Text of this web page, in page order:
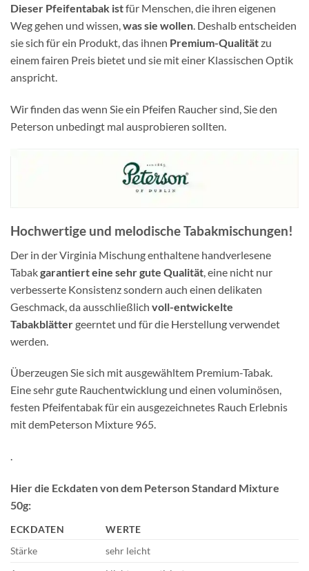
Dieser Pfeifentabak istfür Menschen, die ihren eigenen
Weg gehen und wissen,was sie wollen. Deshalb entscheiden
sie sich für ein Produkt, das ihnen Premium-Qualitätzu
einem fairen Preis bietet und sie mit einer Klassischen Optik
anspricht.
Wir finden das wenn Sie ein Pfeifen Raucher sind, Sie den
Peterson unbedingt mal ausprobieren sollten.
Hochwertige und melodische Tabakmischungen!
Der in der Virginia Mischung enthaltene handverlesene
Tabakgarantiert eine sehr gute Qualität , eine nicht nur
verbesserte Konsistenz sondern auch einen delikaten
Geschmack, da ausschließlich voll-entwickelte
Tabakblättergeerntet und für die Herstellung verwendet
werden.
Überzeugen Sie sich mit ausgewähltem Premium-Tabak.
Eine sehr gute Rauchentwicklung und einen voluminösen,
festen Pfeifentabak für ein ausgezeichnetes Rauch Erlebnis
mit demPeterson Mixture 965.
.
Hier die Eckdaten von dem Peterson Standard Mixture
50g:
ECKDATEN
WERTE
Stärke
sehr leicht